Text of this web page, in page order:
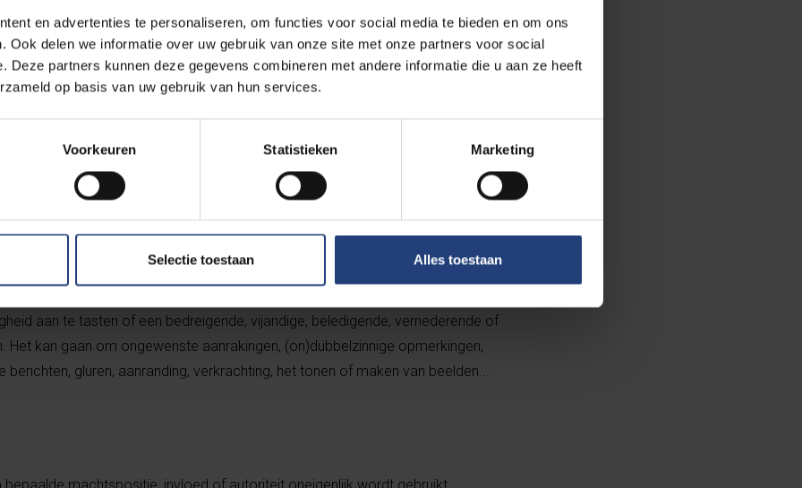
en advertenties te personaliseren, om functies voor social media te bieden en om ons
Ook delen we informatie over uw gebruik van onze site met onze partners voor social
Deze partners kunnen deze gegevens combineren met andere informatie die u aan ze heeft
op basis van uw gebruik van hun services.
Voorkeuren Statistieken Marketing
Selectie toestaan Alles toestaan
rollen en maatschappelijke posities aan gekoppeld. De negatieve gevolgen
maar ook trans- en non-binaire personen treffen. (
EIGE )
gedrag
aan te tasten of een bedreigende, vijandige, beledigende, vernederende of
kan gaan om ongewenste aanrakingen, (on)dubbelzinnige opmerkingen,
gluren, aanranding, verkrachting, het tonen of maken van beelden...